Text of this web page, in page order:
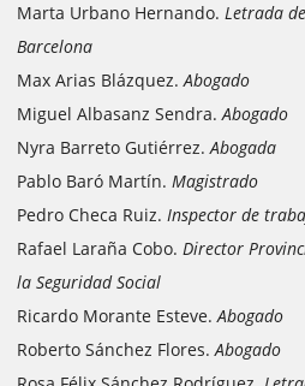
Marta Urbano Hernando. Letrada
Barcelona
Max Arias Blázquez.Abogado
Miguel Albasanz Sendra.Abogado
Nyra Barreto Gutiérrez.Abogada
Pablo Baró Martín. Magistrado
Pedro Checa Ruiz. Inspector de
Rafael Laraña Cobo. Director
la Seguridad Social
Ricardo Morante Esteve.Abogado
Roberto Sánchez Flores.Abogado